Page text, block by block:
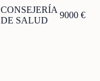
CONSEJERÍA
DE SALUD
9000 €